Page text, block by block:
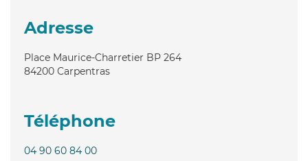
Adresse
Place Maurice-Charretier BP 264
84200 Carpentras
Téléphone
04 90 60 84 00